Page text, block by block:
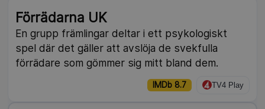
Förrädarna UK
En grupp främlingar deltar i ett psykologiskt
spel där det gäller att avslöja de svekfulla
förrädare som gömmer sig mitt bland dem.
IMDb 8.7 TV4 Play